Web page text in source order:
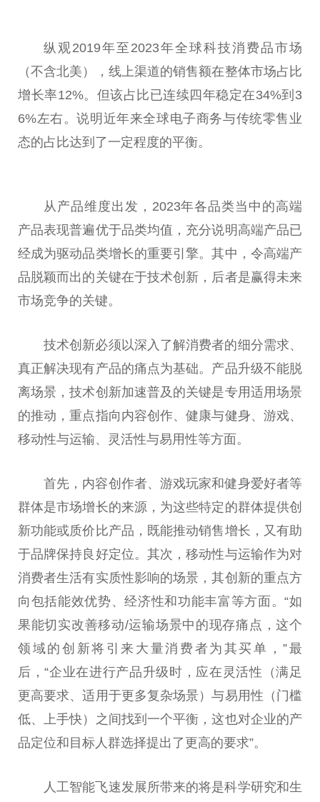
纵观2019年至2023年全球科技消费品市场
（不含北美），线上渠道的销售额在整体市场占比
增长率12%。但该占比已连续四年稳定在34%到3
6%左右。说明 近年来全球电子商务与传统零售业
态的占比达到了一定程度的平衡。
从产品维度出发，2023年各品类当中的高端
产品表现普遍优于品类均值，充分说明高端产品已
经成为驱动品类增长的重要引擎。其中，令高端产
品脱颖而出的关键在于技术创新，后者是赢得未来
市场竞争的关键。
技术创新必须以深入了解消费者的细分需求、
真正解决现有产品的痛点为基础。产品升级不能脱
离场景，技术创新加速普及的关键是专用适用场景
的推动，重点指向内容创作、健康与健身、游戏、
移动性与运输、灵活性与易用性等方面。
首先，内容创作者、游戏玩家和健身爱好者等
群体是市场增长的来源，为这些特定的群体提供创
新功能或质价比产品，既能推动销售增长，又有助
于品牌保持良好定位。其次，移动性与运输作为对
消费者生活有实质性影响的场景，其创新的重点方
向包括能效优势、经济性和功能丰富等方面。“如
果能切实改善移动/运输场景中的现存痛点，这个
领域的创新将引来大量消费者为其买单，”最
后，“企业在进行产品升级时，应在灵活性 （满足
更高要求、适用于更多复杂场景）与易用性 （门槛
低、上手快）之间找到一个平衡，这也对企业的产
品定位和目标人群选择提出了更高的要求”。
人工智能飞速发展所带来的将是科学研究和生